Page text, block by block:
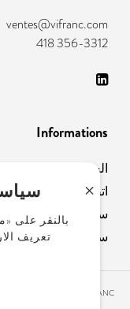
ventes@vifranc.com
418 356-3312
Informations
الشركة
اتصل بنا
سياسة الخصوصية
سياسة ملفات تعريف
© COPYRIGHT 2026 – VIFRANC
+
بالنقر على
تعريف